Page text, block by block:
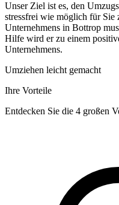
Unser Ziel ist es, den
stressfrei wie möglich für Sie
Unternehmens in Bottrop
Hilfe wird er zu einem
Unternehmens.
Umziehen leicht gemacht
Ihre Vorteile
Entdecken Sie die 4 großen